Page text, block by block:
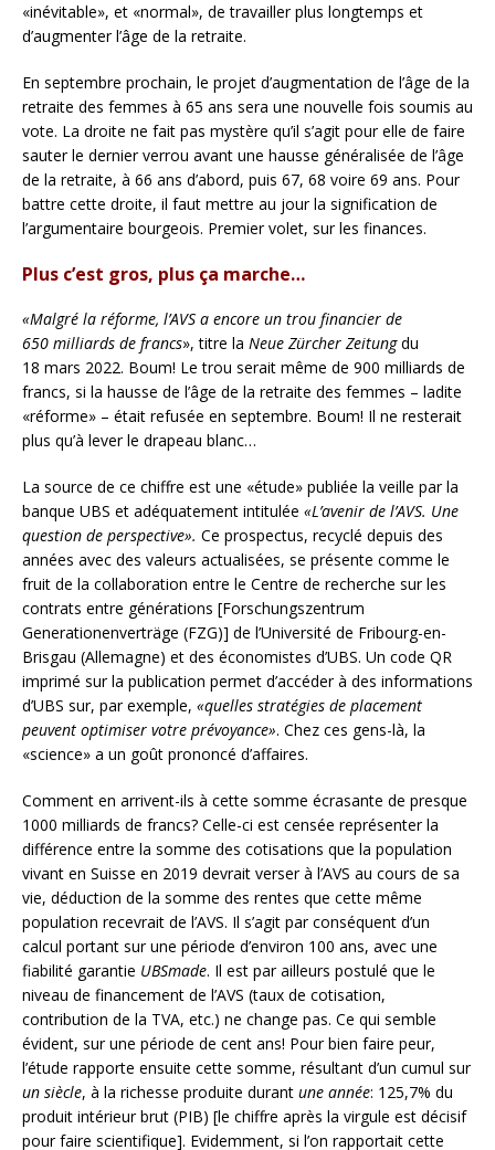
«inévitable», et «normal», de travailler plus longtemps et
d’augmenter l’âge de la retraite.
En septembre prochain, le projet d’augmentation de l’âge de la
retraite des femmes à 65 ans sera une nouvelle fois soumis au
vote. La droite ne fait pas mystère qu’il s’agit pour elle de faire
sauter le dernier verrou avant une hausse généralisée de l’âge
de la retraite, à 66 ans d’abord, puis 67, 68 voire 69 ans. Pour
battre cette droite, il faut mettre au jour la signification de
l’argumentaire bourgeois. Premier volet, sur les finances.
Plus c’est gros, plus ça marche…
«Malgré la réforme, l’AVS a encore un trou financier de
650 milliards de francs», titre la Neue Zürcher Zeitungdu
18 mars 2022. Boum! Le trou serait même de 900 milliards de
francs, si la hausse de l’âge de la retraite des femmes – ladite
«réforme» – était refusée en septembre. Boum! Il ne resterait
plus qu’à lever le drapeau blanc…
La source de ce chiffre est une «étude» publiée la veille par la
banque UBS et adéquatement intitulée «L’avenir de l’AVS. Une
question de perspective». Ce prospectus, recyclé depuis des
années avec des valeurs actualisées, se présente comme le
fruit de la collaboration entre le Centre de recherche sur les
contrats entre générations [Forschungszentrum
Generationenverträge (FZG)] de l’Université de Fribourg-en-
Brisgau (Allemagne) et des économistes d’UBS. Un code QR
imprimé sur la publication permet d’accéder à des informations
d’UBS sur, par exemple, «quelles stratégies de placement
peuvent optimiser votre prévoyance». Chez ces gens-là, la
«science» a un goût prononcé d’affaires.
Comment en arrivent-ils à cette somme écrasante de presque
1000 milliards de francs? Celle-ci est censée représenter la
différence entre la somme des cotisations que la population
vivant en Suisse en 2019 devrait verser à l’AVS au cours de sa
vie, déduction de la somme des rentes que cette même
population recevrait de l’AVS. Il s’agit par conséquent d’un
calcul portant sur une période d’environ 100 ans, avec une
fiabilité garantie UBSmade. Il est par ailleurs postulé que le
niveau de financement de l’AVS (taux de cotisation,
contribution de la TVA, etc.) ne change pas. Ce qui semble
évident, sur une période de cent ans! Pour bien faire peur,
l’étude rapporte ensuite cette somme, résultant d’un cumul sur
un siècle, à la richesse produite durant une année: 125,7% du
produit intérieur brut (PIB) [le chiffre après la virgule est décisif
pour faire scientifique]. Evidemment, si l’on rapportait cette